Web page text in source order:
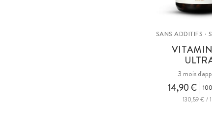
SANS ADDITIFS ·
3 mois
14,90 €
130,59 € /